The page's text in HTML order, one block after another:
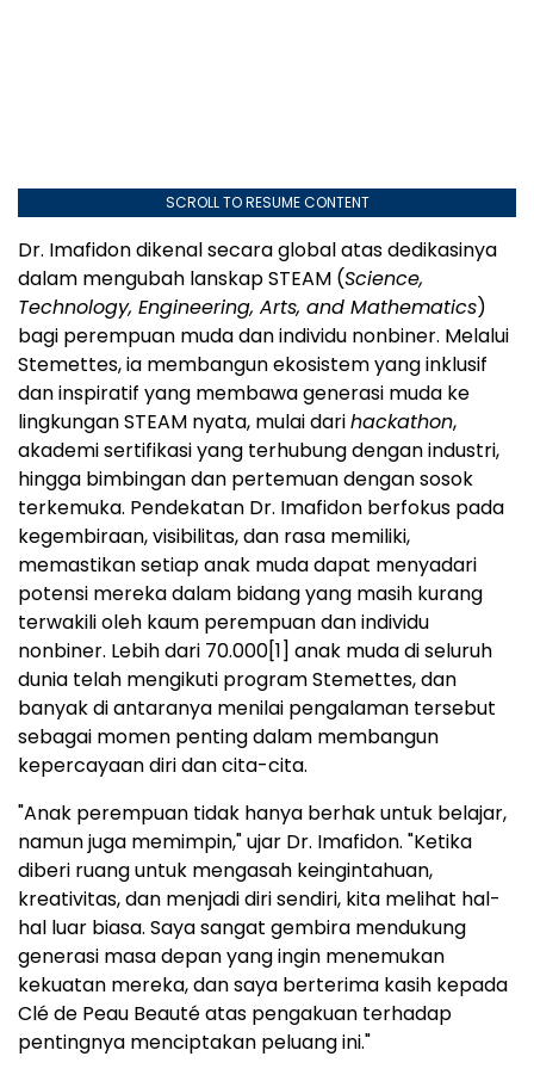
SCROLL TO RESUME CONTENT
Dr. Imafidon dikenal secara global atas dedikasinya
dalam mengubah lanskap STEAM (Science,
Technology, Engineering, Arts, and Mathematics)
bagi perempuan muda dan individu nonbiner. Melalui
Stemettes, ia membangun ekosistem yang inklusif
dan inspiratif yang membawa generasi muda ke
lingkungan STEAM nyata, mulai darihackathon,
akademi sertifikasi yang terhubung dengan industri,
hingga bimbingan dan pertemuan dengan sosok
terkemuka. Pendekatan Dr. Imafidon berfokus pada
kegembiraan, visibilitas, dan rasa memiliki,
memastikan setiap anak muda dapat menyadari
potensi mereka dalam bidang yang masih kurang
terwakili oleh kaum perempuan dan individu
nonbiner. Lebih dari 70.000[1] anak muda di seluruh
dunia telah mengikuti program Stemettes, dan
banyak di antaranya menilai pengalaman tersebut
sebagai momen penting dalam membangun
kepercayaan diri dan cita-cita.
"Anak perempuan tidak hanya berhak untuk belajar,
namun juga memimpin," ujar Dr. Imafidon. "Ketika
diberi ruang untuk mengasah keingintahuan,
kreativitas, dan menjadi diri sendiri, kita melihat hal-
hal luar biasa. Saya sangat gembira mendukung
generasi masa depan yang ingin menemukan
kekuatan mereka, dan saya berterima kasih kepada
Clé de Peau Beauté atas pengakuan terhadap
pentingnya menciptakan peluang ini."